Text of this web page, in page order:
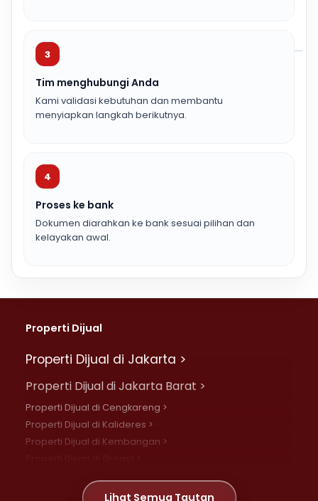
3
Tim menghubungi Anda
Kami validasi kebutuhan dan membantu
menyiapkan langkah berikutnya.
4
Proses ke bank
Dokumen diarahkan ke bank sesuai pilihan dan
kelayakan awal.
Properti Dijual
Properti Dijual di Jakarta >
Properti Dijual di Jakarta Barat >
Properti Dijual di Cengkareng >
Properti Dijual di Kalideres >
Properti Dijual di Kembangan >
Properti Dijual di Meruya >Lihat Semua Tautan